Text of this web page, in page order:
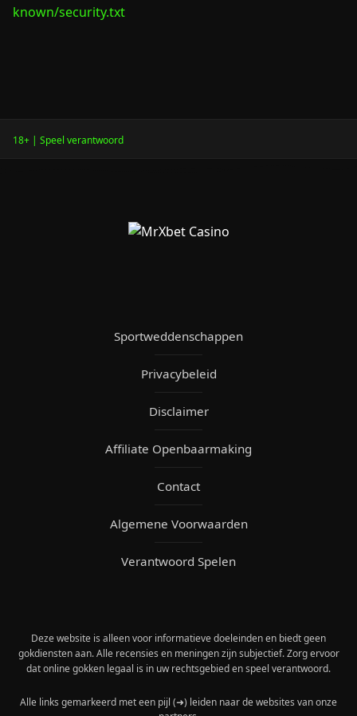
known/security.txt
18+ | Speel verantwoord
Sportweddenschappen
Privacybeleid
Disclaimer
Affiliate Openbaarmaking
Contact
Algemene Voorwaarden
Verantwoord Spelen
Deze website is alleen voor informatieve doeleinden en biedt geen
gokdiensten aan. Alle recensies en meningen zijn subjectief. Zorg ervoor
dat online gokken legaal is in uw rechtsgebied en speel verantwoord.
Alle links gemarkeerd met een pijl (➜) leiden naar de websites van onze